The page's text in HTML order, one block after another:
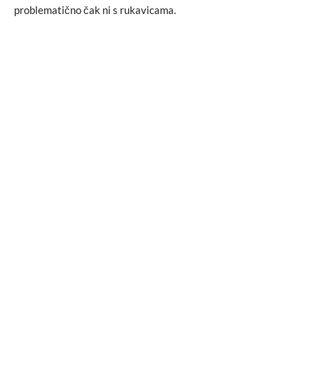
problematično čak ni s rukavicama.